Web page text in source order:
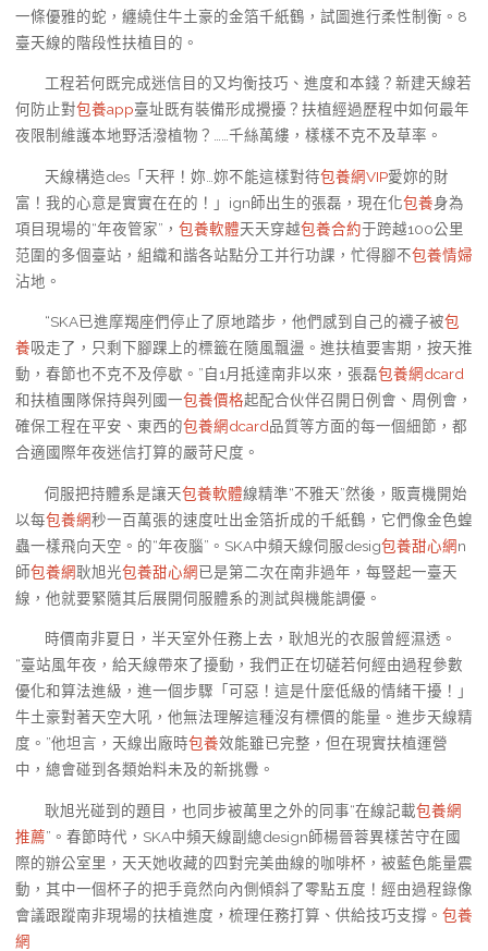
一條優雅的蛇，纏繞住牛土豪的金箔千紙鶴，試圖進行柔性制衡。8
臺天線的階段性扶植目的。
工程若何既完成迷信目的又均衡技巧、進度和本錢？新建天線若
何防止對包養app臺址既有裝備形成攪擾？扶植經過歷程中如何最年
夜限制維護本地野活潑植物？……千絲萬縷，樣樣不克不及草率。
天線構造des「天秤！妳…妳不能這樣對待包養網VIP愛妳的財
富！我的心意是實實在在的！」ign師出生的張磊，現在化包養身為
項目現場的“年夜管家”， 包養軟體天天穿越包養合約于跨越100公里
范圍的多個臺站，組織和諧各站點分工并行功課，忙得腳不包養情婦
沾地。
“SKA已進摩羯座們停止了原地踏步，他們感到自己的襪子被包
養吸走了，只剩下腳踝上的標籤在隨風飄盪。進扶植要害期，按天推
動，春節也不克不及停歇。”自1月抵達南非以來，張磊包養網dcard
和扶植團隊保持與列國一包養價格起配合伙伴召開日例會、周例會，
確保工程在平安、東西的包養網dcard品質等方面的每一個細節，都
合適國際年夜迷信打算的嚴苛尺度。
伺服把持體系是讓天包養軟體線精準“不雅天”然後，販賣機開始
以每包養網秒一百萬張的速度吐出金箔折成的千紙鶴，它們像金色蝗
蟲一樣飛向天空。的“年夜腦”。SKA中頻天線伺服desig包養甜心網n
師包養網耿旭光包養甜心網已是第二次在南非過年，每豎起一臺天
線，他就要緊隨其后展開伺服體系的測試與機能調優。
時價南非夏日，半天室外任務上去，耿旭光的衣服曾經濕透。
“臺站風年夜，給天線帶來了擾動，我們正在切磋若何經由過程參數
優化和算法進級，進一個步驟「可惡！這是什麼低級的情緒干擾！」
牛土豪對著天空大吼，他無法理解這種沒有標價的能量。進步天線精
度。”他坦言，天線出廠時包養效能雖已完整，但在現實扶植運營
中，總會碰到各類始料未及的新挑釁。
耿旭光碰到的題目，也同步被萬里之外的同事“在線記載包養網
推薦”。春節時代，SKA中頻天線副總design師楊晉蓉異樣苦守在國
際的辦公室里，天天她收藏的四對完美曲線的咖啡杯，被藍色能量震
動，其中一個杯子的把手竟然向內側傾斜了零點五度！經由過程錄像
會議跟蹤南非現場的扶植進度，梳理任務打算、供給技巧支撐。 包養
網